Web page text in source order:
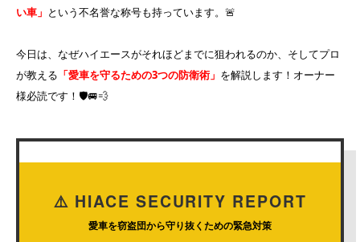
い車」 という不名誉な称号も持っています。🚨
今日は、なぜハイエースがそれほどまでに狙われるのか、そしてプロ
が教える 「愛車を守るための3つの防衛術」 を解説します！オーナー
様必読です！🛡️🚐💨
⚠️ HIACE SECURITY REPORT
愛車を窃盗団から守り抜くための緊急対策